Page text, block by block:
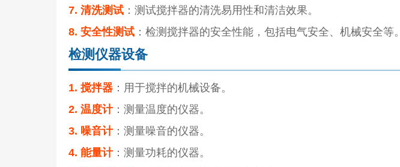
7. 清洗测试 ：测试搅拌器的清洗易用性和清洁效果。
8. 安全性测试 ：检测搅拌器的安全性能，包括电气安全、机械安全等。
检测仪器设备
1. 搅拌器 ：用于搅拌的机械设备。
2. 温度计：测量温度的仪器。
3. 噪音计：测量噪音的仪器。
4. 能量计：测量功耗的仪器。